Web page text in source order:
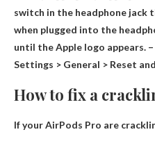
switch in the headphone jack
when plugged into the
until the Apple logo appears.
Settings > General > Reset
How to fix a
If your AirPods Pro are